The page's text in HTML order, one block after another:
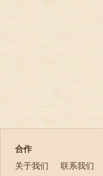
合作
关于我们
联系我们